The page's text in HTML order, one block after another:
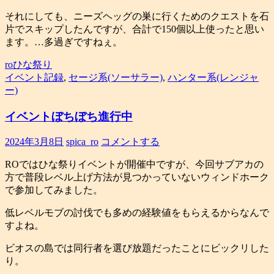
それにしても、ニーズヘッグの巣に行くためのクエストを石
片でスキップしたんですが、合計で150個以上使ったと思い
ます。…多過ぎですねぇ。
roひな祭り
イベント記録, セージ系(ソーサラー), ハンター系(レンジャ
ー)
イベントぼちぼち進行中
2024年3月8日 spica_ro コメントする
ROではひな祭りイベントが開催中ですが、今回サブアカの
方で普段レベル上げ方法が見つかっていないウィンドホーク
で参加してみました。
低レベルモブの討伐でも多めの経験値をもらえるからなんで
すよね。
ビオスの島では同行者を選び放題だったことにビックリした
り。